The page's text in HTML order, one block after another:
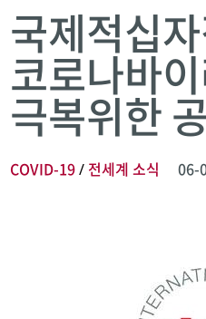
국제적십
코로나바
극복위한
COVID-19/ 전세계 소식 06-